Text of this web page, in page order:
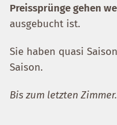
Preissprünge gehen
ausgebucht ist.
Sie haben quasi
Saison.
Bis zum letzten Zimmer.